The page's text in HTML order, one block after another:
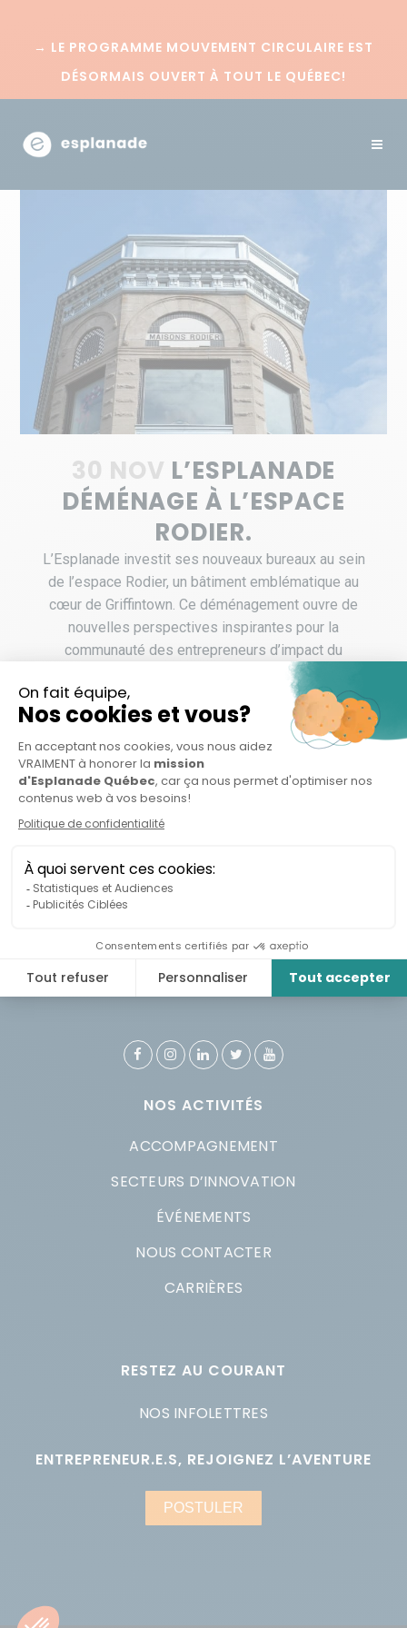
→ LE PROGRAMME MOUVEMENT CIRCULAIRE EST
DÉSORMAIS OUVERT À TOUT LE QUÉBEC!
30 NOV L’ESPLANADE
DÉMÉNAGE À L’ESPACE
RODIER.
L’Esplanade investit ses nouveaux bureaux au sein
de l’espace Rodier, un bâtiment emblématique au
cœur de Griffintown. Ce déménagement ouvre de
nouvelles perspectives inspirantes pour la
communauté des entrepreneurs d’impact du
CONTACT
Montréal, QC H3C 1J9
info@esplanade.quebec
NOS ACTIVITÉS
ACCOMPAGNEMENT
SECTEURS D’INNOVATION
ÉVÉNEMENTS
NOUS CONTACTER
CARRIÈRES
RESTEZ AU COURANT
NOS INFOLETTRES
ENTREPRENEUR.E.S, REJOIGNEZ L’AVENTURE
POSTULER